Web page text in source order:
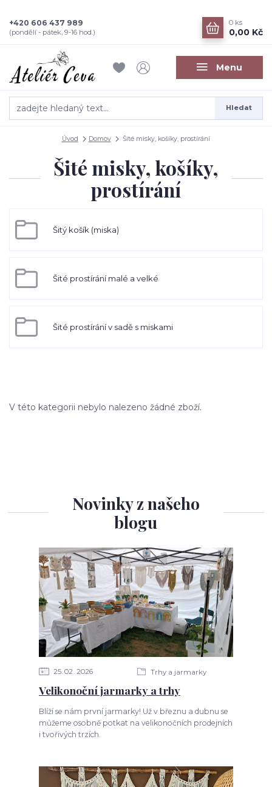
Menu
Hledat
+420 606 437 989
(pondělí - pátek, 9-16 hod.)
0 ks
0,00 Kč
Úvod Domov Šité misky, košíky, prostírání
Šité misky, košíky,
prostírání
Šitý košík (miska)
Šité prostírání malé a velké
Šité prostírání v sadě s miskami
V této kategorii nebylo nalezeno žádné zboží.
Novinky z našeho
blogu
25 02 2026 Trhy a jarmarky
Velikonoční jarmarky a trhy
Blíží se nám první jarmarky! Už v březnu a dubnu se
můžeme osobně potkat na velikonočních prodejních
i tvořivých trzích.